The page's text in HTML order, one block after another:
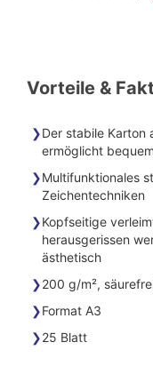
Vorteile &
Der stabile Karton
ermöglicht
Multifunktionales
Zeichentechniken
Kopfseitige
herausgerissen
ästhetisch
200 g/m²,
Format A3
25 Blatt